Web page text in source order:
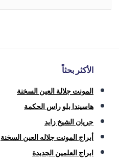
الأكثر بحثاً
المونت جلالة العين السخنة
هاسيندا بلو راس الحكمة
جريان الشيخ زايد
أبراج المونت جلاله العين السخنة
ابراج العلمين الجديدة